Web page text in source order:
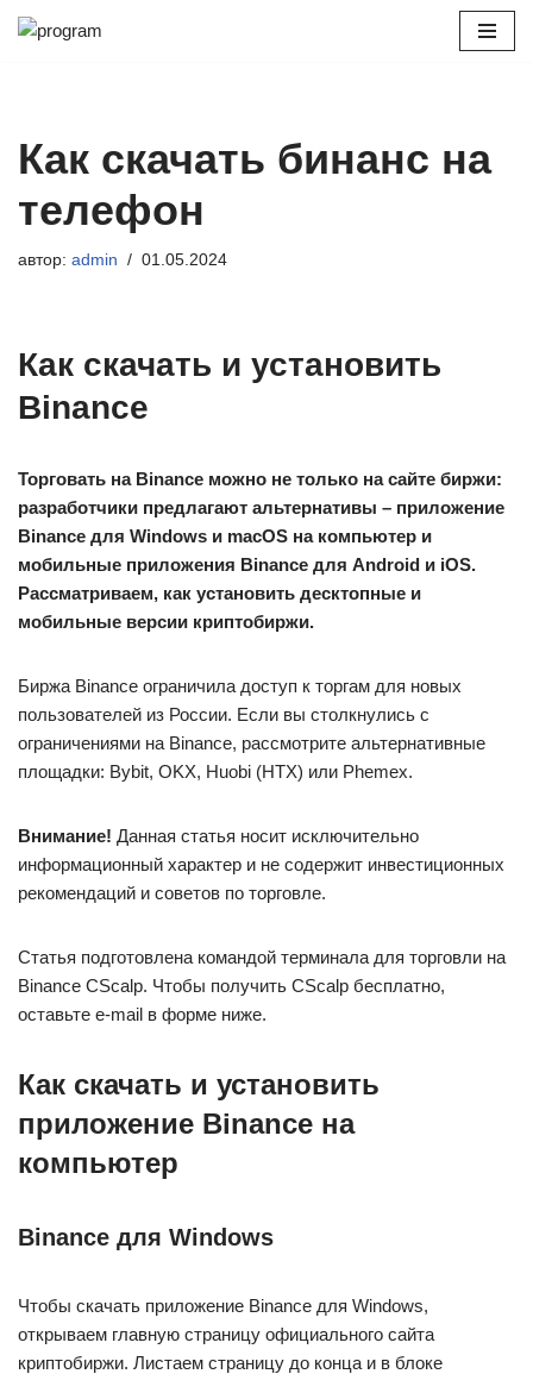
Как скачать бинанс на
телефон
автор: admin 01.05.2024
Как скачать и установить
Binance
Торговать на Binance можно не только на сайте биржи:
разработчики предлагают альтернативы – приложение
Binance для Windows и macOS на компьютер и
мобильные приложения Binance для Android и iOS.
Рассматриваем, как установить десктопные и
мобильные версии криптобиржи.
Биржа Binance ограничила доступ к торгам для новых
пользователей из России. Если вы столкнулись с
ограничениями на Binance, рассмотрите альтернативные
площадки: Bybit, OKX, Huobi (HTX) или Phemex.
Внимание! Данная статья носит исключительно
информационный характер и не содержит инвестиционных
рекомендаций и советов по торговле.
Статья подготовлена командой терминала для торговли на
Binance CScalp. Чтобы получить CScalp бесплатно,
оставьте e-mail в форме ниже.
Как скачать и установить
приложение Binance на
компьютер
Binance для Windows
Чтобы скачать приложение Binance для Windows,
открываем главную страницу официального сайта
криптобиржи. Листаем страницу до конца и в блоке